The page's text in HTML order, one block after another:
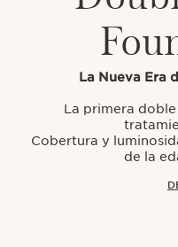
La Nueva Era
La primera
Cobertura y
de la